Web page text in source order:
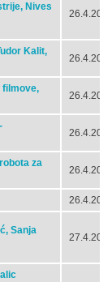
Nives
Kalit,
filmove,
za
Sanja